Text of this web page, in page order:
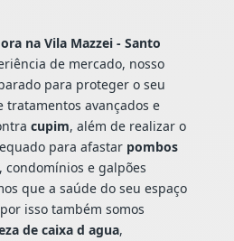
na Vila Mazzei - Santo
de mercado, nosso
para proteger o seu
tratamentos avançados e
cupim, além de realizar o
para afastar pombos
condomínios e galpões
que a saúde do seu espaço
isso também somos
de caixa d agua,